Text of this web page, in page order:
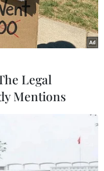
Legal
Mentions